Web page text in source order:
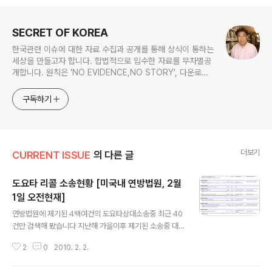
SECRET OF KOREA
한국관련 이슈에 대한 자료 수집과 공개를 통해 상식이 통하는
세상을 만들고자 합니다. 합법적으로 입수한 자료를 무차별공
개합니다. 원칙은 'NO EVIDENCE,NO STORY', 다운로드
jesim56@gmail.com, 안보일때는 구글리더나 RSS로!!
구독하기
CURRENT ISSUE 의 다른 글 더보기
도요타 리콜 소송현황 [미국내 연방법원, 2월
1일 오전현재]
연방법원에 제기된 4백여건의 도요타상대소송중 최근 40
건만 검색해 봤습니다 지난해 가을이후 제기된 소송중 대
2 0 2010. 2. 2.